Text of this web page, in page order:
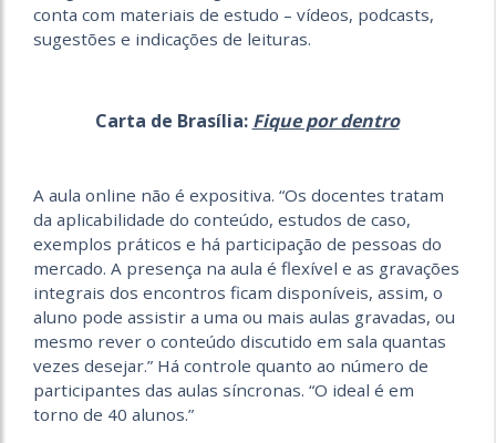
conta com materiais de estudo – vídeos, podcasts,
sugestões e indicações de leituras.
Carta de Brasília: Fique por dentro
A aula online não é expositiva. “Os docentes tratam
da aplicabilidade do conteúdo, estudos de caso,
exemplos práticos e há participação de pessoas do
mercado. A presença na aula é flexível e as gravações
integrais dos encontros ficam disponíveis, assim, o
aluno pode assistir a uma ou mais aulas gravadas, ou
mesmo rever o conteúdo discutido em sala quantas
vezes desejar.” Há controle quanto ao número de
participantes das aulas síncronas. “O ideal é em
torno de 40 alunos.”